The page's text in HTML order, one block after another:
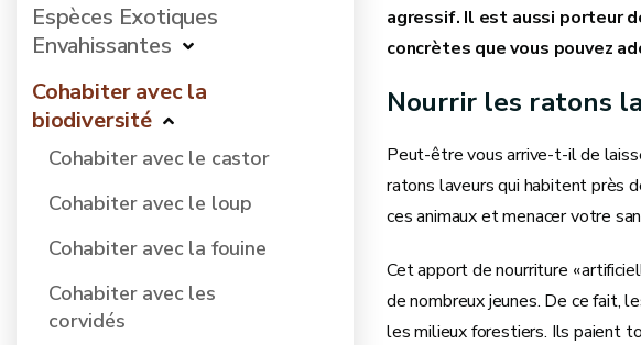
Espèces Exotiques
Envahissantes
Cohabiter avec la
biodiversité
Cohabiter avec le castor
Cohabiter avec le loup
Cohabiter avec la fouine
Cohabiter avec les
corvidés
agressif. Il est aussi porteur
concrètes que vous pouvez
Nourrir les ratons
Peut-être vous arrive-t-il de
ratons laveurs qui habitent près
ces animaux et menacer votre
Cet apport de nourriture «
de nombreux jeunes. De ce fait,
les milieux forestiers. Ils paient